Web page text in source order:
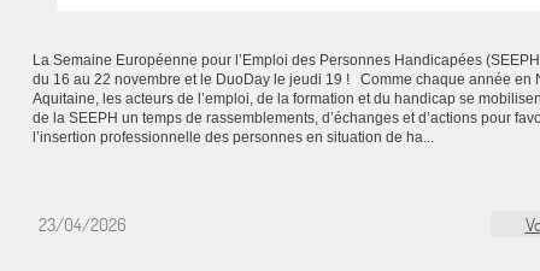
La Semaine Européenne pour l’Emploi des Personnes Handicapées
du 16 au 22 novembre et le DuoDay le jeudi 19 ! Comme chaque année en
Aquitaine, les acteurs de l’emploi, de la formation et du handicap se
de la SEEPH un temps de rassemblements, d’échanges et d’actions pour
l’insertion professionnelle des personnes en situation de ha...
23/04/2026